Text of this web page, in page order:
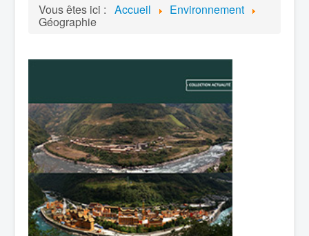
Vous êtes ici : Accueil Environnement
Géographie